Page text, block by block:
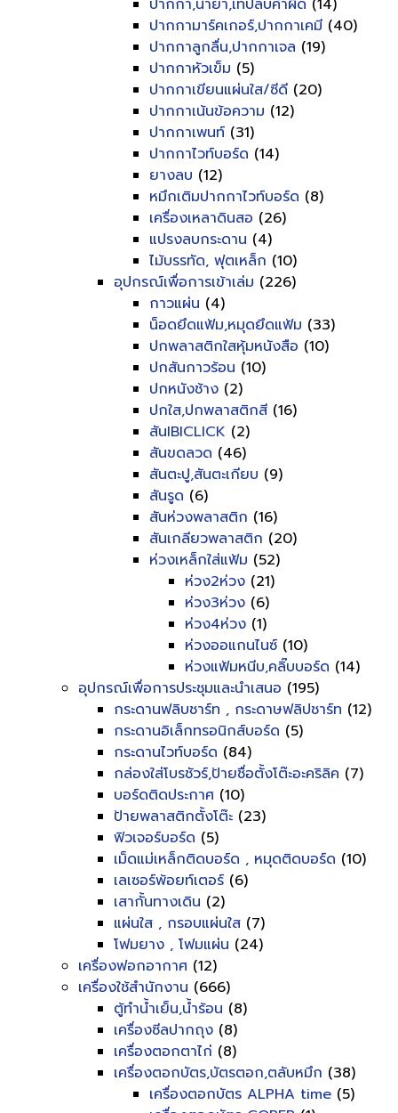
ปากกา,น้ำยา,เทปลบคำผิด (14)
ปากกามาร์คเกอร์,ปากกาเคมี (40)
ปากกาลูกลื่น,ปากกาเจล (19)
ปากกาหัวเข็ม (5)
ปากกาเขียนแผ่นใส/ซีดี (20)
ปากกาเน้นข้อความ (12)
ปากกาเพนท์ (31)
ปากกาไวท์บอร์ด (14)
ยางลบ (12)
หมึกเติมปากกาไวท์บอร์ด (8)
เครื่องเหลาดินสอ (26)
แปรงลบกระดาน (4)
ไม้บรรทัด, ฟุตเหล็ก (10)
อุปกรณ์เพื่อการเข้าเล่ม (226)
กาวแผ่น (4)
น็อดยึดแฟ้ม,หมุดยึดแฟ้ม (33)
ปกพลาสติกใสหุ้มหนังสือ (10)
ปกสันกาวร้อน (10)
ปกหนังช้าง (2)
ปกใส,ปกพลาสติกสี (16)
สันIBICLICK (2)
สันขดลวด (46)
สันตะปู,สันตะเกียบ (9)
สันรูด (6)
สันห่วงพลาสติก (16)
สันเกลียวพลาสติก (20)
ห่วงเหล็กใส่แฟ้ม (52)
ห่วง2ห่วง (21)
ห่วง3ห่วง (6)
ห่วง4ห่วง (1)
ห่วงออแกนไนซ์ (10)
ห่วงแฟ้มหนีบ,คลิ๊บบอร์ด (14)
อุปกรณ์เพื่อการประชุมและนำเสนอ (195)
กระดานฟลิบชาร์ท , กระดาษฟลิปชาร์ท (12)
กระดานอิเล็กทรอนิกส์บอร์ด (5)
กระดานไวท์บอร์ด (84)
กล่องใส่โบรชัวร์,ป้ายชื่อตั้งโต๊ะอะคริลิค (7)
บอร์ดติดประกาศ (10)
ป้ายพลาสติกตั้งโต๊ะ (23)
ฟิวเจอร์บอร์ด (5)
เม็ดแม่เหล็กติดบอร์ด , หมุดติดบอร์ด (10)
เลเซอร์พ้อยท์เตอร์ (6)
เสากั้นทางเดิน (2)
แผ่นใส , กรอบแผ่นใส (7)
โฟมยาง , โฟมแผ่น (24)
เครื่องฟอกอากาศ (12)
เครื่องใช้สำนักงาน (666)
ตู้ทำน้ำเย็น,น้ำร้อน (8)
เครื่องซีลปากถุง (8)
เครื่องตอกตาไก่ (8)
เครื่องตอกบัตร,บัตรตอก,ตลับหมึก (38)
เครื่องตอกบัตร ALPHA time (5)